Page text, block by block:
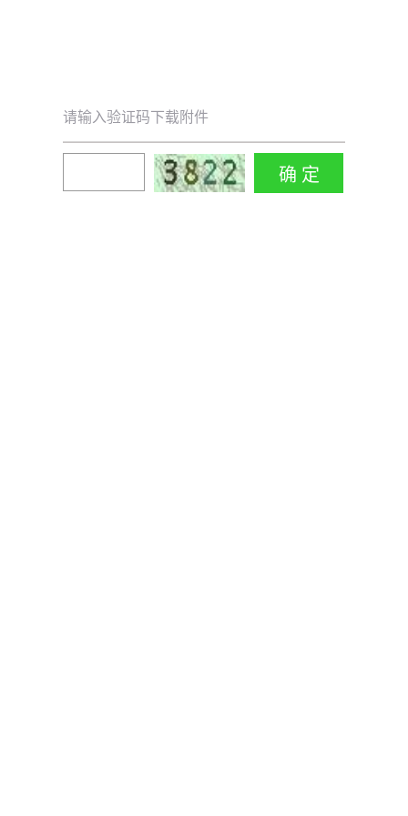
请输入验证码下载附件